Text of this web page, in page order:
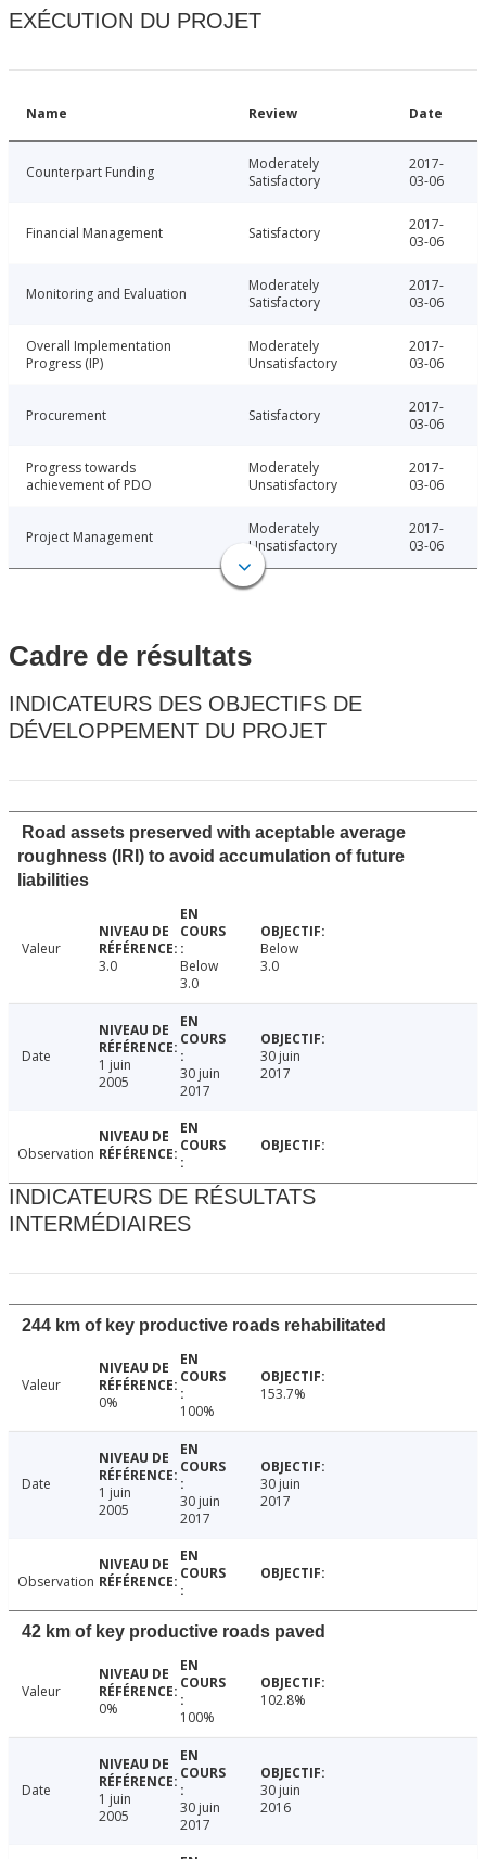
EXÉCUTION DU PROJET
Name Review Date
Counterpart Funding
Moderately
Satisfactory
2017-
03-06
Financial Management Satisfactory
2017-
03-06
Monitoring and Evaluation
Moderately
Satisfactory
2017-
03-06
Overall Implementation
Progress (IP)
Moderately
Unsatisfactory
2017-
03-06
Procurement Satisfactory
2017-
03-06
Progress towards
achievement of PDO
Moderately
Unsatisfactory
2017-
03-06
Project Management
Moderately
Unsatisfactory
2017-
03-06
Cadre de résultats
INDICATEURS DES OBJECTIFS DE
DÉVELOPPEMENT DU PROJET
Road assets preserved with aceptable average
roughness (IRI) to avoid accumulation of future
liabilities
Valeur
3.0
Below
3.0
Below
3.0
Date
1 juin
2005
30 juin
2017
30 juin
2017
Observation
INDICATEURS DE RÉSULTATS
INTERMÉDIAIRES
244 km of key productive roads rehabilitated
Valeur
0%
100%
153.7%
Date
1 juin
2005
30 juin
2017
30 juin
2017
Observation
42 km of key productive roads paved
Valeur
0%
100%
102.8%
Date
1 juin
2005
30 juin
2017
30 juin
2016